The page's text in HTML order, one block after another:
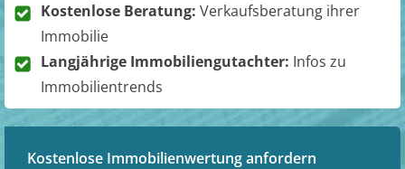
Kostenlose Beratung: Verkaufsberatung ihrer
Immobilie
Langjährige Immobiliengutachter: Infos zu
Immobilientrends
Kostenlose Immobilienwertung anfordern